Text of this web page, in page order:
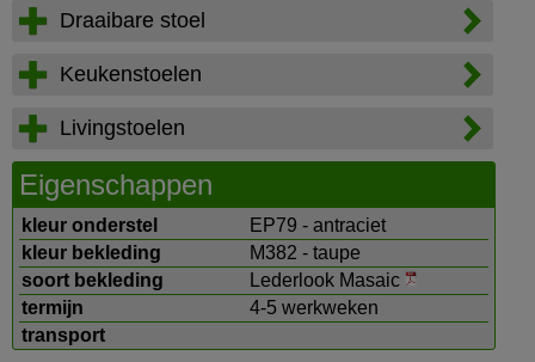
Draaibare stoel
Keukenstoelen
Livingstoelen
Eigenschappen
kleur onderstel
EP79 - antraciet
kleur bekleding
M382 - taupe
soort bekleding
Lederlook Masaic
termijn
4-5 werkweken
transport